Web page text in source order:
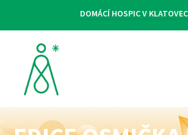
DOMÁCÍ HOSPIC V